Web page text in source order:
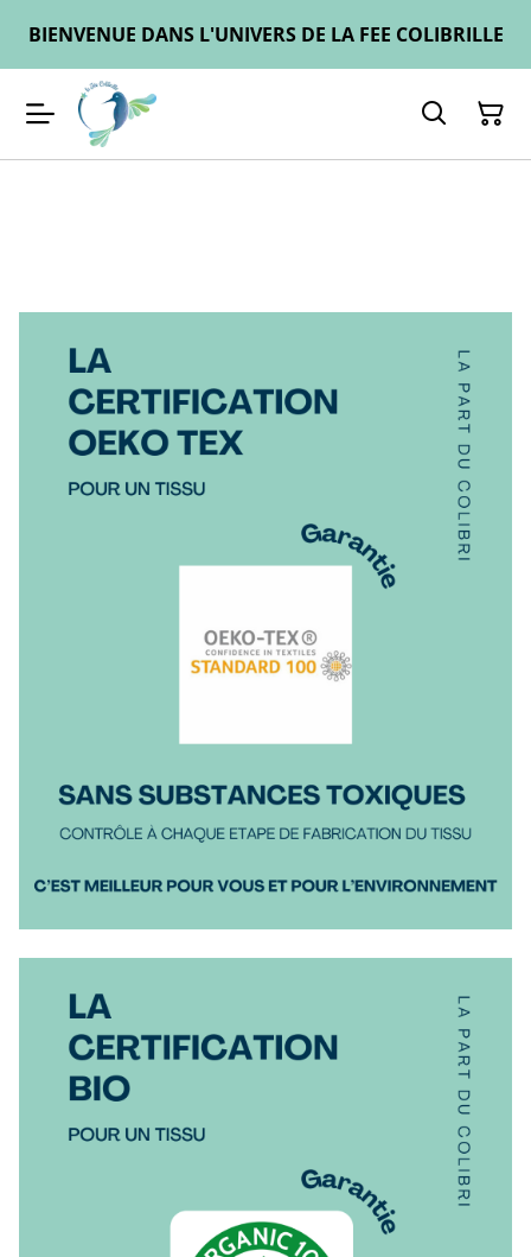
BIENVENUE DANS L'UNIVERS DE LA FEE COLIBRILLE